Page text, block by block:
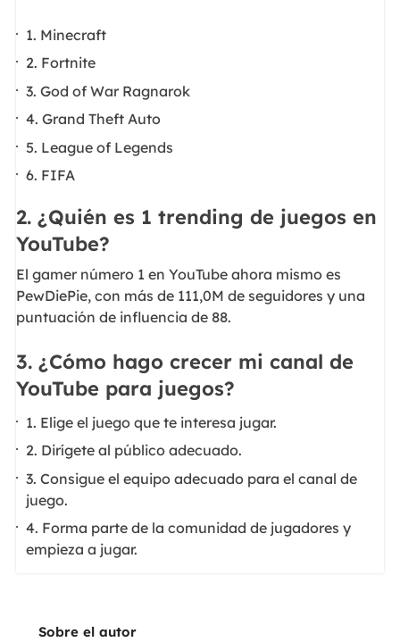
1. Minecraft
2. Fortnite
3. God of War Ragnarok
4. Grand Theft Auto
5. League of Legends
6. FIFA
2. ¿Quién es 1 trending de juegos en
YouTube?
El gamer número 1 en YouTube ahora mismo es
PewDiePie, con más de 111,0M de seguidores y una
puntuación de influencia de 88.
3. ¿Cómo hago crecer mi canal de
YouTube para juegos?
1. Elige el juego que te interesa jugar.
2. Dirígete al público adecuado.
3. Consigue el equipo adecuado para el canal de
juego.
4. Forma parte de la comunidad de jugadores y
empieza a jugar.
Sobre el autor